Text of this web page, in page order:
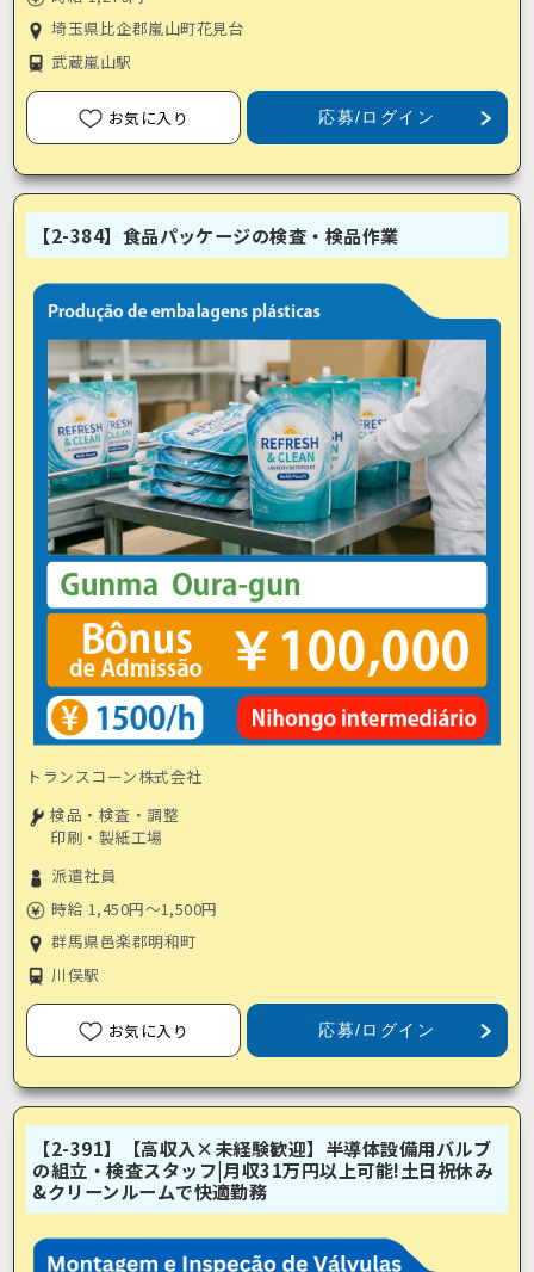
埼玉県比企郡嵐山町花見台
武蔵嵐山駅
お気に入り 応募/ログイン
【2-384】食品パッケージの検査・検品作業
トランスコーン株式会社
検品・検査・調整
印刷・製紙工場
派遣社員
時給 1,450円～1,500円
群馬県邑楽郡明和町
川俣駅
お気に入り 応募/ログイン
【2-391】【高収入×未経験歓迎】半導体設備用バルブ
の組立・検査スタッフ|月収31万円以上可能!土日祝休み
&クリーンルームで快適勤務